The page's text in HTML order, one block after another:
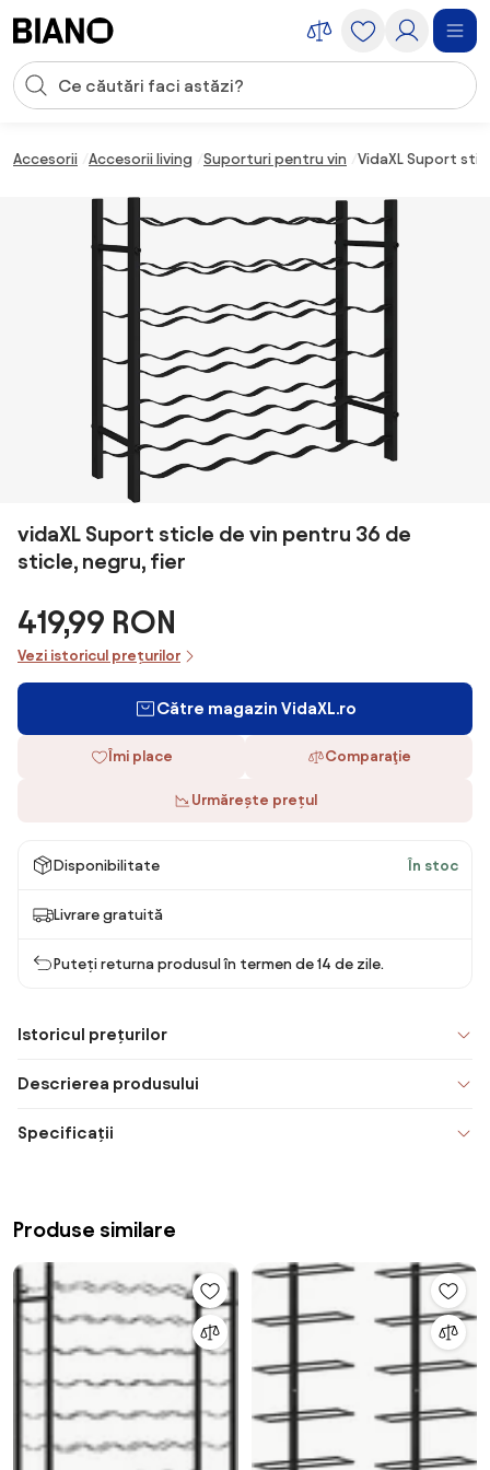
Introducerea căutării
Accesorii Accesorii living Suporturi pentru vin VidaXL Suport
vidaXL Suport sticle de vin pentru 36 de
sticle, negru, fier
419,99 RON
Vezi istoricul prețurilor
Către magazin VidaXL.ro
Îmi place Comparaţie
Urmărește prețul
Disponibilitate În stoc
Livrare gratuită
Puteți returna produsul în termen de 14 de zile.
Istoricul prețurilor
Descrierea produsului
Specificații
Produse similare